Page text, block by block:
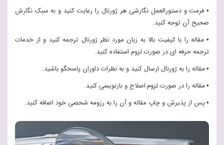
• فرمت و دستورالعمل نگارشی هر ژورنال را رعایت کنید و به سبک نگارش
صحیح آنتوجهکنید.
• مقاله را با کیفیت بالا به زبان مورد نظر ژورنال ترجمه کنید و از خدمات
ترجمه حرفه ای در صورت لزوم استفاده کنید.
•مقاله را به ژورنال ارسال کنید و به نظرات داوران پاسخگو باشید.
•مقاله را در صورت لزوماصلاح و بازنویسی کنید.
•پس از پذیرش و چاپ مقاله و آن را به رزومه شخصی خود اضافه کنید.